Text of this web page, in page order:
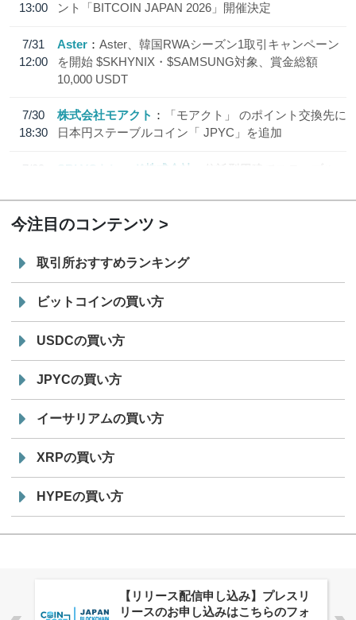
13:00
ント「BITCOIN JAPAN 2026」開催決定
7/31
12:00
Aster
Aster、韓国RWAシーズン1取引キャンペーン
を開始 $SKHYNIX・$SAMSUNG対象、賞金総額
10,000 USDT
7/30
18:30
株式会社モアクト
「モアクト」 のポイント交換先に
日本円ステーブルコイン「 JPYC」を追加
7/29
SBI VCトレード株式会社
信託型円建てステーブル
今注目のコンテンツ
取引所おすすめランキング
ビットコインの買い方
USDCの買い方
JPYCの買い方
イーサリアムの買い方
XRPの買い方
HYPEの買い方
株式会社PlnX、アジア最大級のグロ
ーバルWeb3カンファレンス